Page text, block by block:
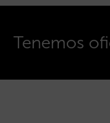
Tenemos